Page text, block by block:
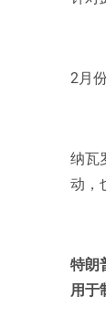
2月
纳瓦
动，
特朗
用于